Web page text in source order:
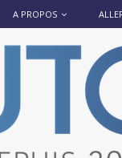
A PROPOS